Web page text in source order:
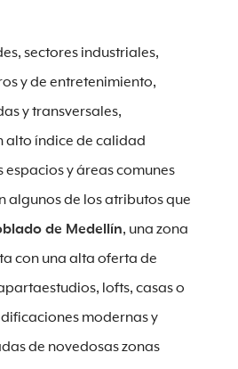
sectores industriales,
y de entretenimiento,
y transversales,
alto índice de calidad
y áreas comunes
algunos de los atributos que
de Medellín, una zona
con una alta oferta de
lofts, casas o
modernas y
de novedosas zonas